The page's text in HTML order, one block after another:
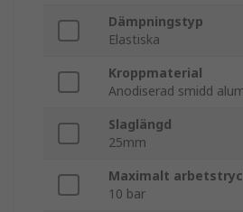
Dämpningstyp
Elastiska
Kroppmaterial
Anodiserad smidd
Slaglängd
25mm
Maximalt
10 bar